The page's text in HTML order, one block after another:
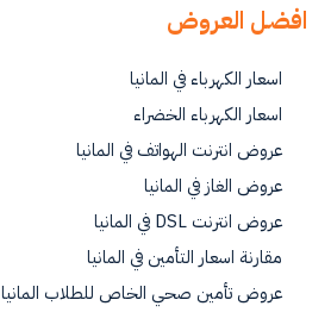
افضل العروض
اسعار الكهرباء في المانيا
اسعار الكهرباء الخضراء
عروض انترنت الهواتف في المانيا
عروض الغاز في المانيا
عروض انترنت DSL في المانيا
مقارنة اسعار التأمين في المانيا
عروض تأمين صحي الخاص للطلاب المانيا